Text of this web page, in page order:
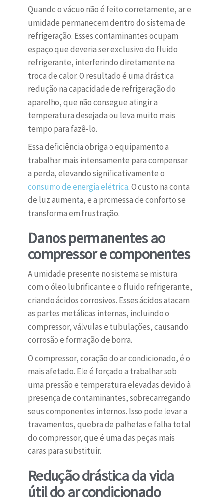
Quando o vácuo não é feito corretamente, ar e
umidade permanecem dentro do sistema de
refrigeração. Esses contaminantes ocupam
espaço que deveria ser exclusivo do fluido
refrigerante, interferindo diretamente na
troca de calor. O resultado é uma drástica
redução na capacidade de refrigeração do
aparelho, que não consegue atingir a
temperatura desejada ou leva muito mais
tempo para fazê-lo.
Essa deficiência obriga o equipamento a
trabalhar mais intensamente para compensar
a perda, elevando significativamente o
consumo de energia elétrica. O custo na conta
de luz aumenta, e a promessa de conforto se
transforma em frustração.
Danos permanentes ao
compressor e componentes
A umidade presente no sistema se mistura
com o óleo lubrificante e o fluido refrigerante,
criando ácidos corrosivos. Esses ácidos atacam
as partes metálicas internas, incluindo o
compressor, válvulas e tubulações, causando
corrosão e formação de borra.
O compressor, coração do ar condicionado, é o
mais afetado. Ele é forçado a trabalhar sob
uma pressão e temperatura elevadas devido à
presença de contaminantes, sobrecarregando
seus componentes internos. Isso pode levar a
travamentos, quebra de palhetas e falha total
do compressor, que é uma das peças mais
caras para substituir.
Redução drástica da vida
útil do ar condicionado